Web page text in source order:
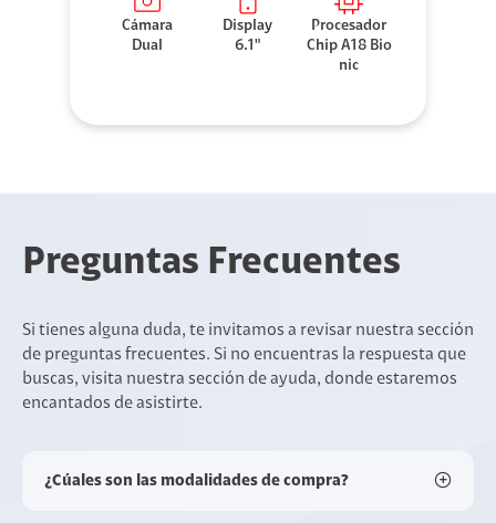
Cámara
Dual
Display
6.1"
Procesador
Chip A18 Bio
nic
Preguntas Frecuentes
Si tienes alguna duda, te invitamos a revisar nuestra sección
de preguntas frecuentes. Si no encuentras la respuesta que
buscas, visita nuestra sección de ayuda, donde estaremos
encantados de asistirte.
¿Cúales son las modalidades de compra?